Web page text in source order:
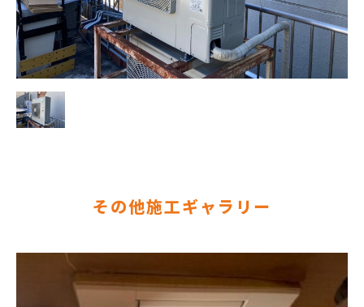
その他施工ギャラリー